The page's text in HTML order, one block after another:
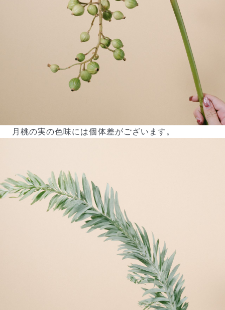
月桃の実の色味には個体差がございます。